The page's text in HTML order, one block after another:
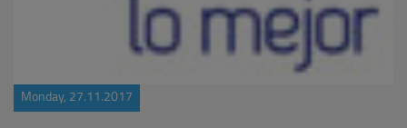
Monday, 27.11.2017